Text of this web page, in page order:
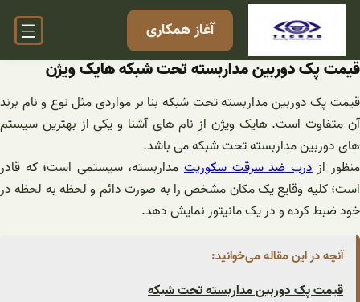
رفتن
آغاز همکاری
قیمت پک دوربین مداربسته تحت شبکه هایک ویژن
قیمت پک دوربین مداربسته تحت شبکه بنا بر مواردی مثل نوع و نام برند
آن متفاوت است. هایک ویژن از نام های آشنا و یکی از بهترین سیستم
های دوربین مداربسته تحت شبکه می باشد.
منظور ازدرب ضد سرقت سکوریت مداربسته، سیستمی است؛ که قادر
است؛ کلیه وقایع یک مکان مشخص را به صورت دائم و لحظه به لحظه در
خود ضبط کرده و در یک مانیتور نمایش دهد.
آنچه در این مقاله می‌خوانید:
قیمت پک دوربین مداربسته تحت شبکه